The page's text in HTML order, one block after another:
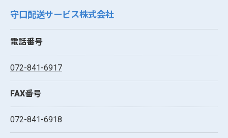
守口配送サービス株式会社
電話番号
072-841-6917
FAX番号
072-841-6918